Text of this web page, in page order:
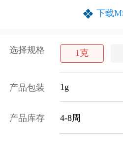
下载
选择规格 1克
产品包装 1g
产品库存 4-8周